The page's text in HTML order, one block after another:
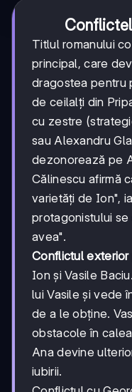
Titlul romanului
principal, care
dragostea pentru
de ceilalți din
cu zestre
sau Alexandru
dezonorează pe
Călinescu afirmă
varietăți de Ion",
protagonistului
avea".
Conflictul exterior
Ion și Vasile
lui Vasile și vede
de a le obține.
obstacole în
Ana devine
iubirii.